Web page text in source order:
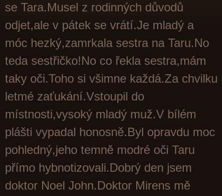
se Tara.Musel z rodinných důvodů
odjet,ale v pátek se vrátí.Je mladý a
móc hezký,zamrkala sestra na Taru.No
teda sestřičko!No co řekla sestra,mám
taky oči.Toho si všimne každá.Za chvilku
letmé zaťukání.Vstoupil do
místnosti,vysoký mladý muž.V bílém
plášti vypadal honosně.Byl opravdu moc
pohledný,jeho temně modré oči Taru
přímo hybnotizovali.Dobrý den jsem
doktor Noel John.Doktor Mirens mě